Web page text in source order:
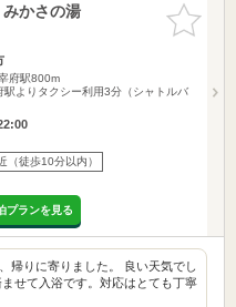
お気に入
りに追加
かさの湯
府駅800m
駅よりタクシー利用3分（シャトルバ
（徒歩10分以内）
プランを見る
帰りに寄りました。 良い天気でし
せて入浴です。対応はとても丁寧